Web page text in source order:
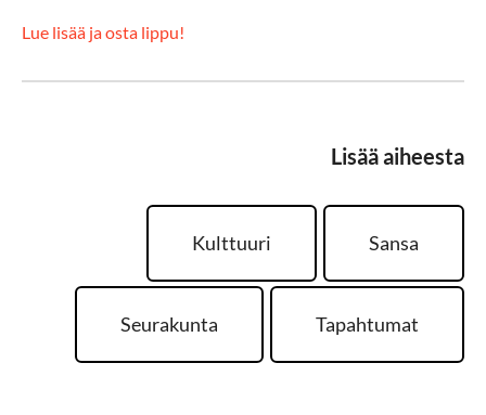
Lue lisää ja osta lippu!
Lisää aiheesta
Kulttuuri Sansa
Seurakunta Tapahtumat